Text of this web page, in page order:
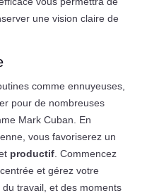
une vision claire de
comme ennuyeuses,
pour de nombreuses
Mark Cuban. En
vous favoriserez un
productif. Commencez
et gérez votre
travail, et des moments